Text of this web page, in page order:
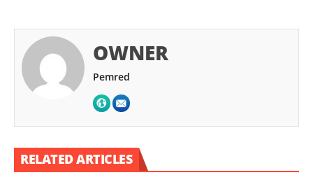
OWNER
Pemred
RELATED ARTICLES